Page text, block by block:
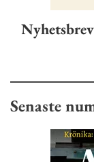
Senaste